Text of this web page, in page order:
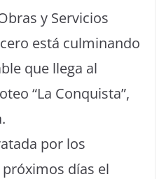
y Servicios
está culminando
que llega al
“La Conquista”,
por los
días el